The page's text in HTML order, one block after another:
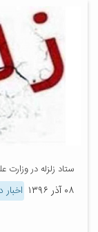
ستاد زلزله در
۰۸ آذر ۱۳۹۶ اخبار